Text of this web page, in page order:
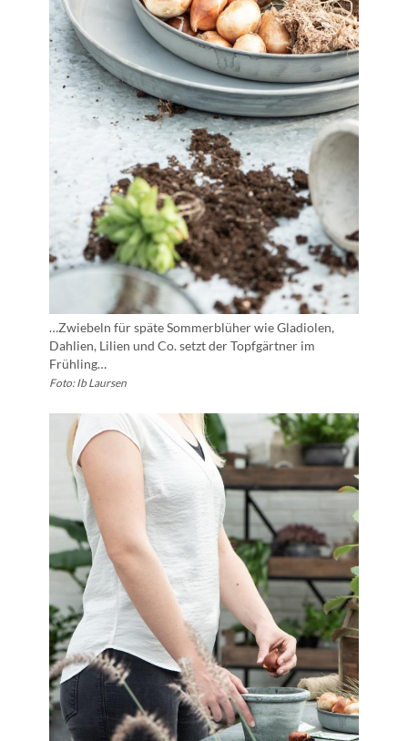
…Zwiebeln für späte Sommerblüher wie Gladiolen,
Dahlien, Lilien und Co. setzt der Topfgärtner im
Frühling…
Foto: Ib Laursen